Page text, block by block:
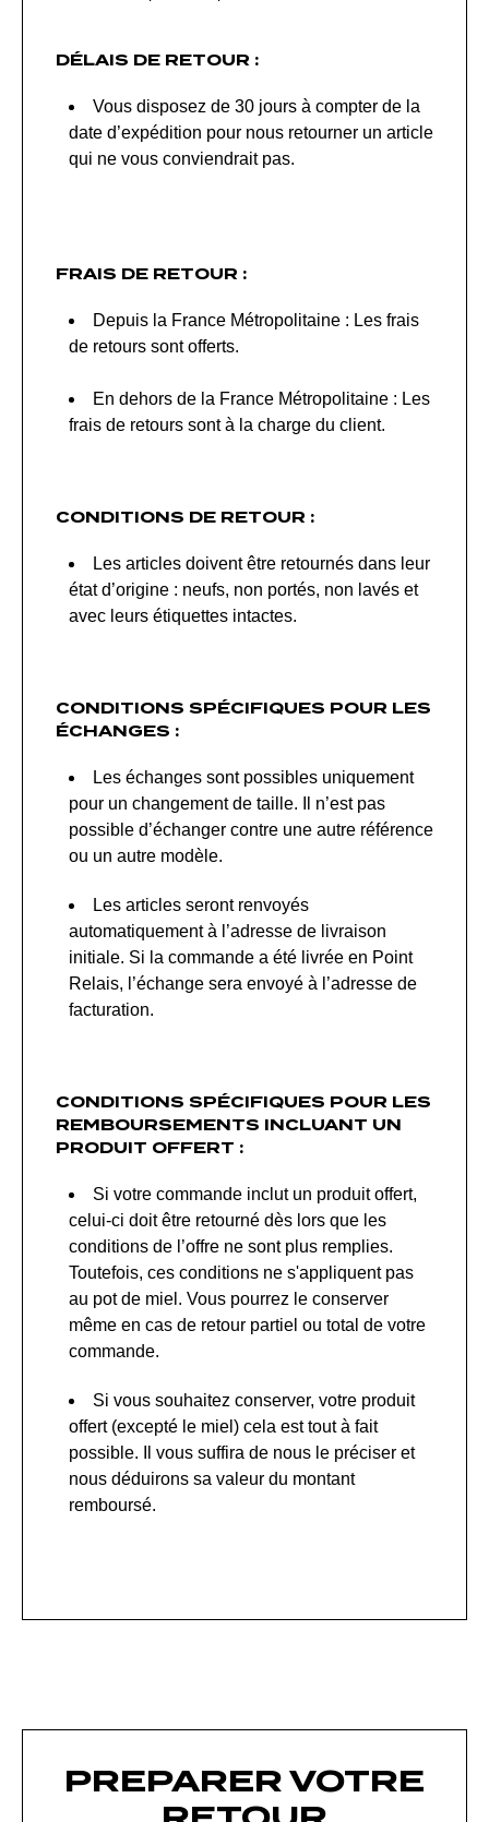
DÉLAIS DE RETOUR :
Vous disposez de 30 jours à compter de la
date d’expédition pour nous retourner un article
qui ne vous conviendrait pas.
FRAIS DE RETOUR :
Depuis la France Métropolitaine : Les frais
de retours sont offerts.
En dehors de la France Métropolitaine : Les
frais de retours sont à la charge du client.
CONDITIONS DE RETOUR :
Les articles doivent être retournés dans leur
état d’origine : neufs, non portés, non lavés et
avec leurs étiquettes intactes.
CONDITIONS SPÉCIFIQUES POUR LES
ÉCHANGES :
Les échanges sont possibles uniquement
pour un changement de taille. Il n’est pas
possible d’échanger contre une autre référence
ou un autre modèle.
Les articles seront renvoyés
automatiquement à l’adresse de livraison
initiale. Si la commande a été livrée en Point
Relais, l’échange sera envoyé à l’adresse de
facturation.
CONDITIONS SPÉCIFIQUES POUR LES
REMBOURSEMENTS INCLUANT UN
PRODUIT OFFERT :
Si votre commande inclut un produit offert,
celui-ci doit être retourné dès lors que les
conditions de l’offre ne sont plus remplies.
Toutefois, ces conditions ne s'appliquent pas
au pot de miel. Vous pourrez le conserver
même en cas de retour partiel ou total de votre
commande.
Si vous souhaitez conserver, votre produit
offert (excepté le miel) cela est tout à fait
possible. Il vous suffira de nous le préciser et
nous déduirons sa valeur du montant
remboursé.
PREPARER VOTRE